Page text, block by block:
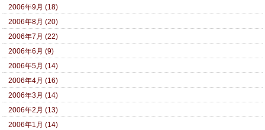
2006年9月 (18)
2006年8月 (20)
2006年7月 (22)
2006年6月 (9)
2006年5月 (14)
2006年4月 (16)
2006年3月 (14)
2006年2月 (13)
2006年1月 (14)